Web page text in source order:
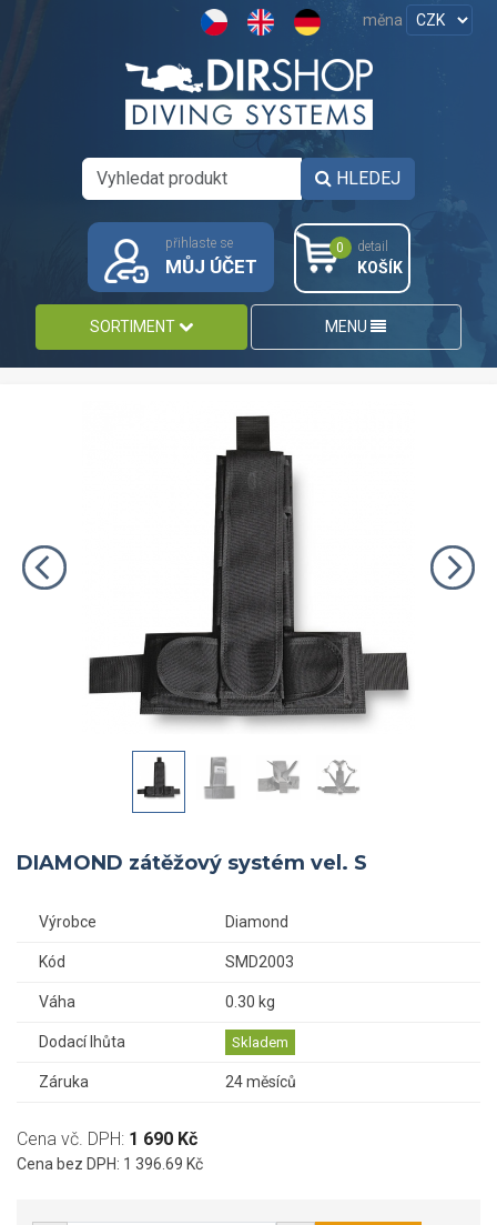
měna
HLEDEJ
přihlaste se
MŮJ ÚČET
0 detail
KOŠÍK
SORTIMENT MENU
DIAMOND zátěžový systém vel. S
Výrobce Diamond
Kód SMD2003
Váha 0.30 kg
Dodací lhůta Skladem
Záruka 24 měsíců
Cena vč. DPH: 1 690 Kč
Cena bez DPH: 1 396.69 Kč